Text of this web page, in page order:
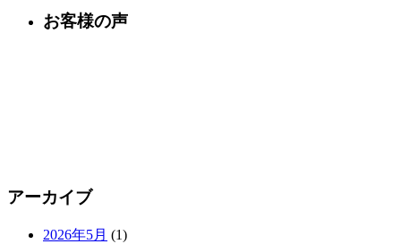
お客様の声
アーカイブ
2026年5月 (1)